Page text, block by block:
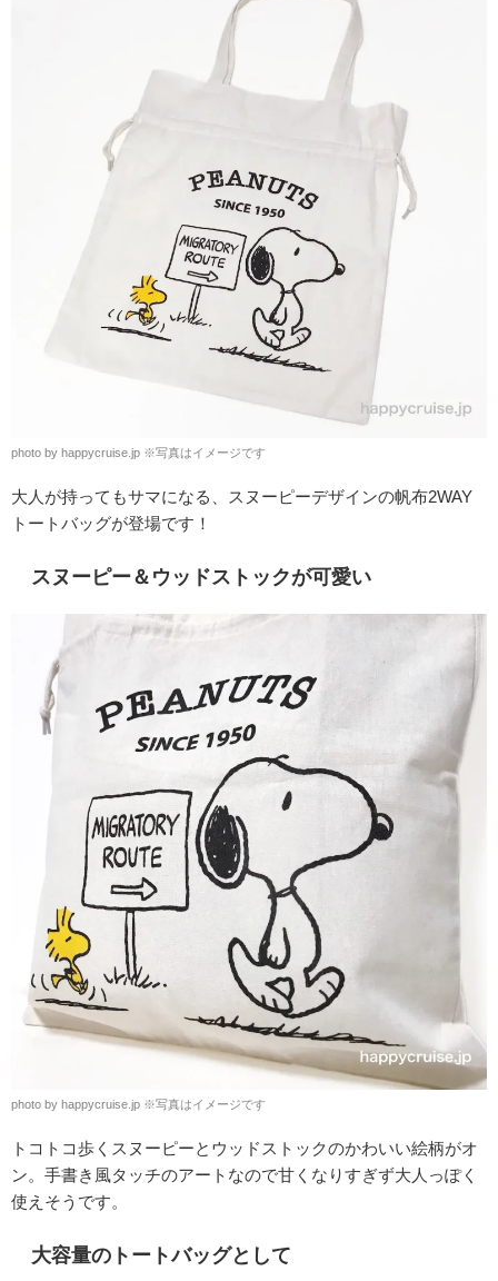
photo by happycruise.jp ※写真はイメージです
大人が持ってもサマになる、スヌーピーデザインの帆布2WAY
トートバッグが登場です！
スヌーピー＆ウッドストックが可愛い
photo by happycruise.jp ※写真はイメージです
トコトコ歩くスヌーピーとウッドストックのかわいい絵柄がオ
ン。手書き風タッチのアートなので甘くなりすぎず大人っぽく
使えそうです。
大容量のトートバッグとして